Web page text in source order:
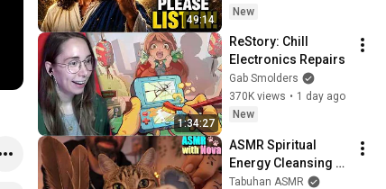
49:14
Message Now/God
New
1:34:27
ReStory: Chill
Electronics Repairs
Gab Smolders
370K views • 1 day ago
New
ASMR Spiritual
Energy Cleansing
with My Cat 🐾
Tabuhan ASMR